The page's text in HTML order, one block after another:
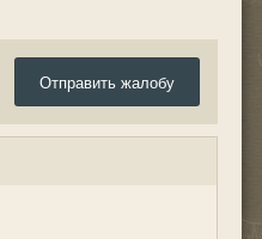
Отправить жалобу